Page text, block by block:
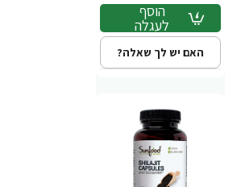
הוסף
לעגלה
האם יש לך שאלה?